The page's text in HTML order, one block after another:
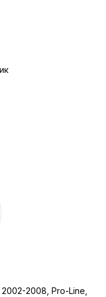
2008, Pro-Line,